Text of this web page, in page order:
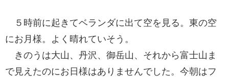
５時前に起きてベランダに出て空を見る。東の空
にお月様。よく晴れていそう。
きのうは大山、丹沢、御岳山、それから富士山ま
で見えたのにお日様はありませんでした。今朝はフ